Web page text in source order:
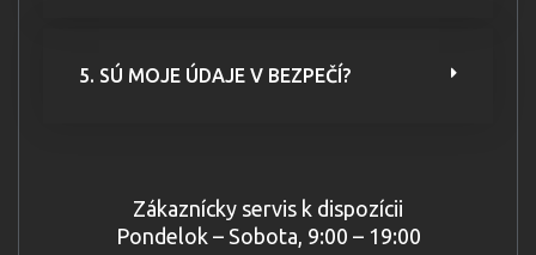
5. SÚ MOJE ÚDAJE V BEZPEČÍ?
Zákaznícky servis k dispozícii
Pondelok – Sobota, 9:00 – 19:00